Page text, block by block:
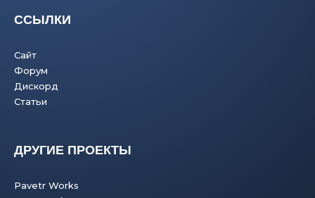
ССЫЛКИ
Сайт
Форум
Дискорд
Статьи
ДРУГИЕ ПРОЕКТЫ
Pavetr Works